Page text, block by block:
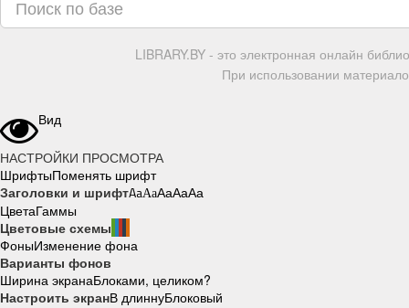
LIBRARY.BY - это электронная онлайн
При использовании
Вид
НАСТРОЙКИ ПРОСМОТРА
ШрифтыПоменять шрифт
Заголовки и шрифтAaAaAaAaAa
ЦветаГаммы
Цветовые схемы
ФоныИзменение фона
Варианты фонов
Ширина экранаБлоками, целиком?
Настроить экранВ длиннуБлоковый